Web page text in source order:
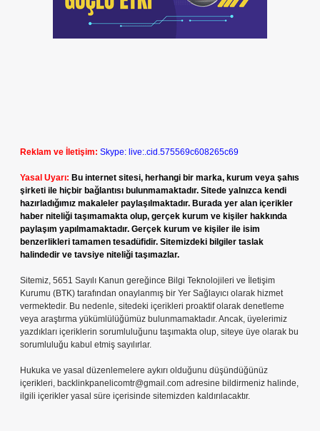
Reklam ve İletişim: Skype: live:.cid.575569c608265c69
Yasal Uyarı: Bu internet sitesi, herhangi bir marka, kurum veya şahıs
şirketi ile hiçbir bağlantısı bulunmamaktadır. Sitede yalnızca kendi
hazırladığımız makaleler paylaşılmaktadır. Burada yer alan içerikler
haber niteliği taşımamakta olup, gerçek kurum ve kişiler hakkında
paylaşım yapılmamaktadır. Gerçek kurum ve kişiler ile isim
benzerlikleri tamamen tesadüfidir. Sitemizdeki bilgiler taslak
halindedir ve tavsiye niteliği taşımazlar.
Sitemiz, 5651 Sayılı Kanun gereğince Bilgi Teknolojileri ve İletişim
Kurumu (BTK) tarafından onaylanmış bir Yer Sağlayıcı olarak hizmet
vermektedir. Bu nedenle, sitedeki içerikleri proaktif olarak denetleme
veya araştırma yükümlülüğümüz bulunmamaktadır. Ancak, üyelerimiz
yazdıkları içeriklerin sorumluluğunu taşımakta olup, siteye üye olarak bu
sorumluluğu kabul etmiş sayılırlar.
Hukuka ve yasal düzenlemelere aykırı olduğunu düşündüğünüz
içerikleri, backlinkpanelicomtr@gmail.com adresine bildirmeniz halinde,
ilgili içerikler yasal süre içerisinde sitemizden kaldırılacaktır.